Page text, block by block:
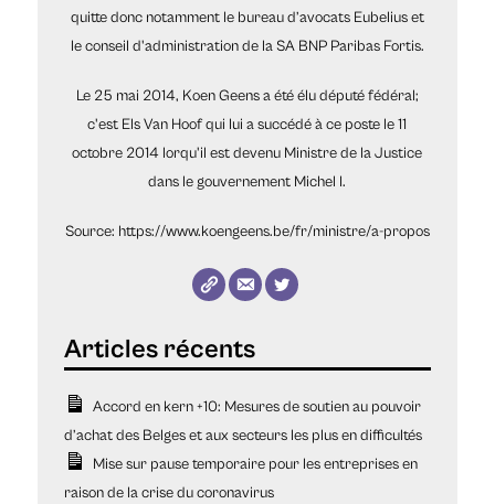
quitte donc notamment le bureau d’avocats Eubelius et
le conseil d'administration de la SA BNP Paribas Fortis.
Le 25 mai 2014, Koen Geens a été élu député fédéral;
c'est Els Van Hoof qui lui a succédé à ce poste le 11
octobre 2014 lorqu'il est devenu Ministre de la Justice
dans le gouvernement Michel I.
Source: https://www.koengeens.be/fr/ministre/a-propos
Accord en kern +10: Mesures de soutien au pouvoir
d’achat des Belges et aux secteurs les plus en difficultés
Mise sur pause temporaire pour les entreprises en
raison de la crise du coronavirus